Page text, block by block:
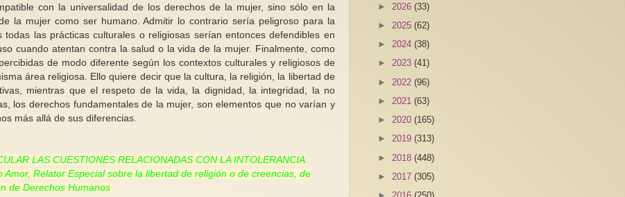
con la universalidad de los derechos de la mujer, sino sólo en la
la mujer como ser humano. Admitir lo contrario sería peligroso para la
las prácticas culturales o religiosas serían entonces defendibles en
cuando atentan contra la salud o la vida de la mujer. Finalmente, como
de modo diferente según los contextos culturales y religiosos de
área religiosa. Ello quiere decir que la cultura, la religión, la libertad de
mientras que el respeto de la vida, la dignidad, la integridad, la no
los derechos fundamentales de la mujer, son elementos que no varían y
más allá de sus diferencias.
LAS CUESTIONES RELACIONADAS CON LA INTOLERANCIA
Relator Especial sobre la libertad de religión o de creencias, de
de Derechos Humanos
► 2026 (33)
► 2025 (62)
► 2024 (38)
► 2023 (41)
► 2022 (96)
► 2021 (63)
► 2020 (165)
► 2019 (313)
► 2018 (448)
► 2017 (305)